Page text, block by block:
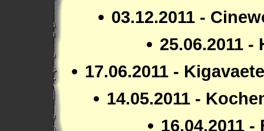
03.12.2011 -
25.06.2011 -
17.06.2011 -
14.05.2011 -
16.04.2011